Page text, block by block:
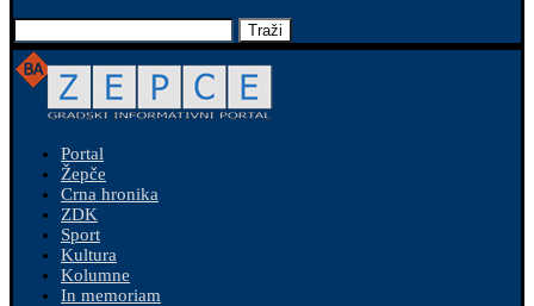
Traži
Portal
Žepče
Crna hronika
ZDK
Sport
Kultura
Kolumne
In memoriam